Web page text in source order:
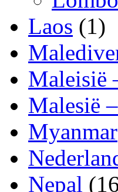
Laos (1)
Maleisië
Malesië
Myanmar
Nepal